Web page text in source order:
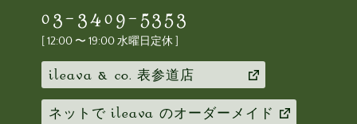
03-3409-5353
[ 12:00 〜 19:00 水曜日定休 ]
ileava & co.表参道店
ネットで ileavaのオーダーメイド